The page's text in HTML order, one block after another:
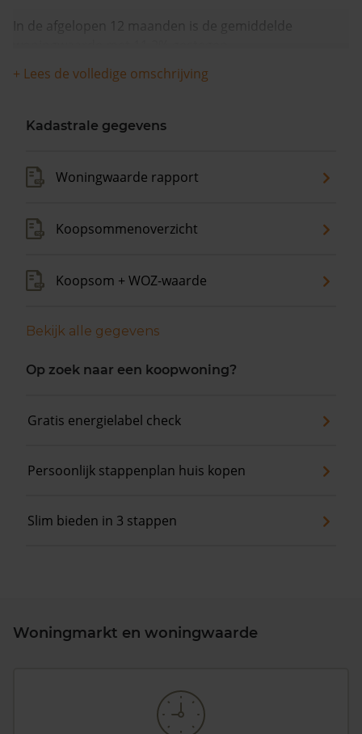
In de afgelopen 12 maanden is de gemiddelde
+ Lees de volledige omschrijving
Kadastrale gegevens
Woningwaarde rapport
Koopsommenoverzicht
Koopsom + WOZ-waarde
Bekijk alle gegevens
Op zoek naar een koopwoning?
Gratis energielabel check
Persoonlijk stappenplan huis kopen
Slim bieden in 3 stappen
Woningmarkt en woningwaarde